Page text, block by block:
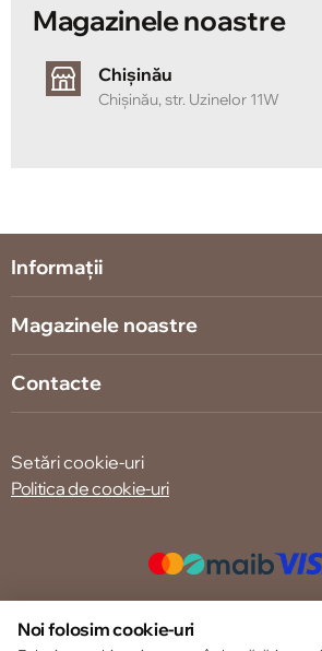
Magazinele noastre
Chișinău
Chișinău, str. Uzinelor 11W
Informații
Magazinele noastre
Contacte
Setări cookie-uri
Politica de cookie-uri
© 2013 – 2026 ECOM
Noi folosim cookie-uri